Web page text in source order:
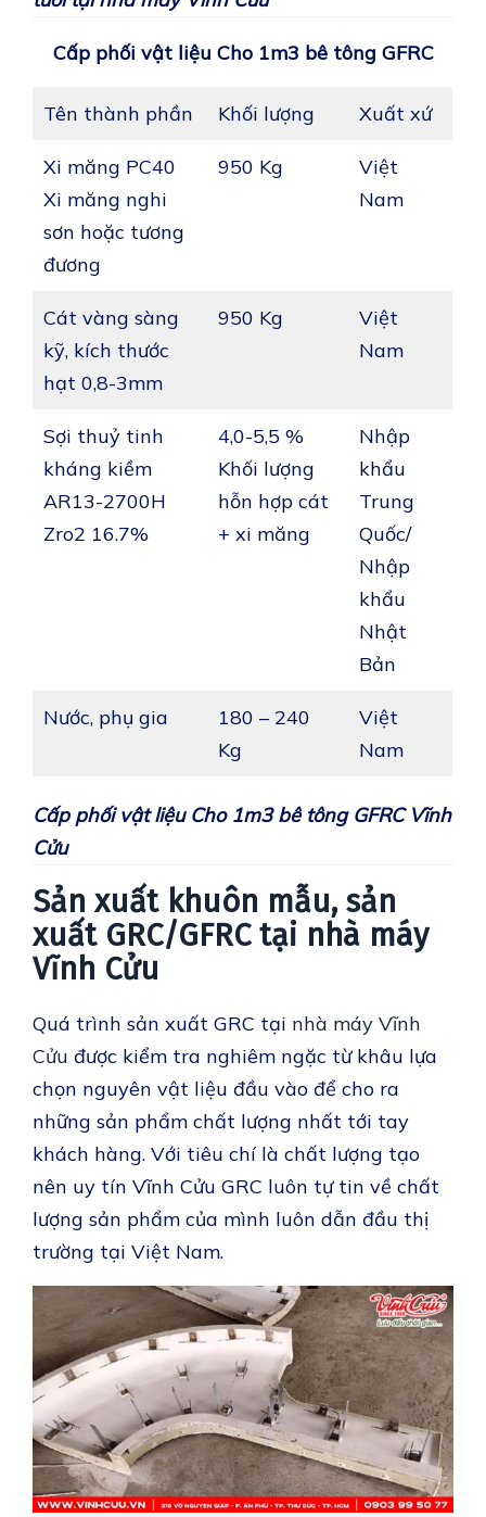
Cấp phối vật liệu Cho 1m3 bê tông GFRC
Tên thành phần Khối lượng Xuất xứ
Xi măng PC40
Xi măng nghi
sơn hoặc tương
đương
950 Kg
Việt
Nam
Cát vàng sàng
kỹ, kích thước
hạt 0,8-3mm
950 Kg
Việt
Nam
Sợi thuỷ tinh
kháng kiềm
AR13-2700H
Zro2 16.7%
4,0-5,5 %
Khối lượng
hỗn hợp cát
+ xi măng
Nhập
khẩu
Trung
Quốc/
Nhập
khẩu
Nhật
Bản
Nước, phụ gia
180 – 240
Kg
Việt
Nam
Cấp phối vật liệu Cho 1m3 bê tông GFRC Vĩnh
Cửu
Sản xuất khuôn mẫu, sản
xuất GRC/GFRC tại nhà máy
Vĩnh Cửu
Quá trình sản xuất GRC tại nhà máy Vĩnh
Cửu được kiểm tra nghiêm ngặc từ khâu lựa
chọn nguyên vật liệu đầu vào để cho ra
những sản phẩm chất lượng nhất tới tay
khách hàng. Với tiêu chí là chất lượng tạo
nên uy tín Vĩnh Cửu GRC luôn tự tin về chất
lượng sản phẩm của mình luôn dẫn đầu thị
trường tại Việt Nam.